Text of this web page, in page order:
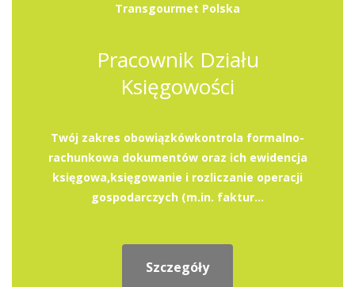
Transgourmet Polska
Pracownik Działu
Księgowości
Twój zakres obowiązkówkontrola formalno-
rachunkowa dokumentów oraz ich ewidencja
księgowa,księgowanie i rozliczanie operacji
gospodarczych (m.in. faktur...
Szczegóły